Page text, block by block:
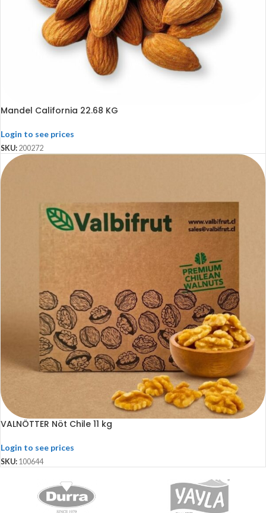
Mandel California 22.68 KG
Login to see prices
SKU: 200272
VALNÖTTER Nöt Chile 11 kg
Login to see prices
SKU: 100644